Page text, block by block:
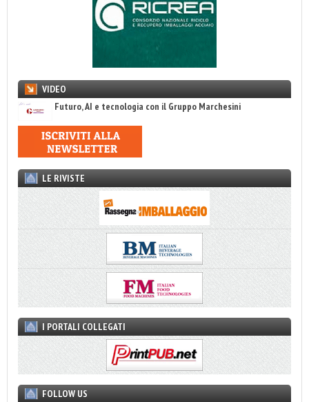
VIDEO
Futuro, AI e tecnologia con il Gruppo Marchesini
LE RIVISTE
I PORTALI COLLEGATI
FOLLOW US